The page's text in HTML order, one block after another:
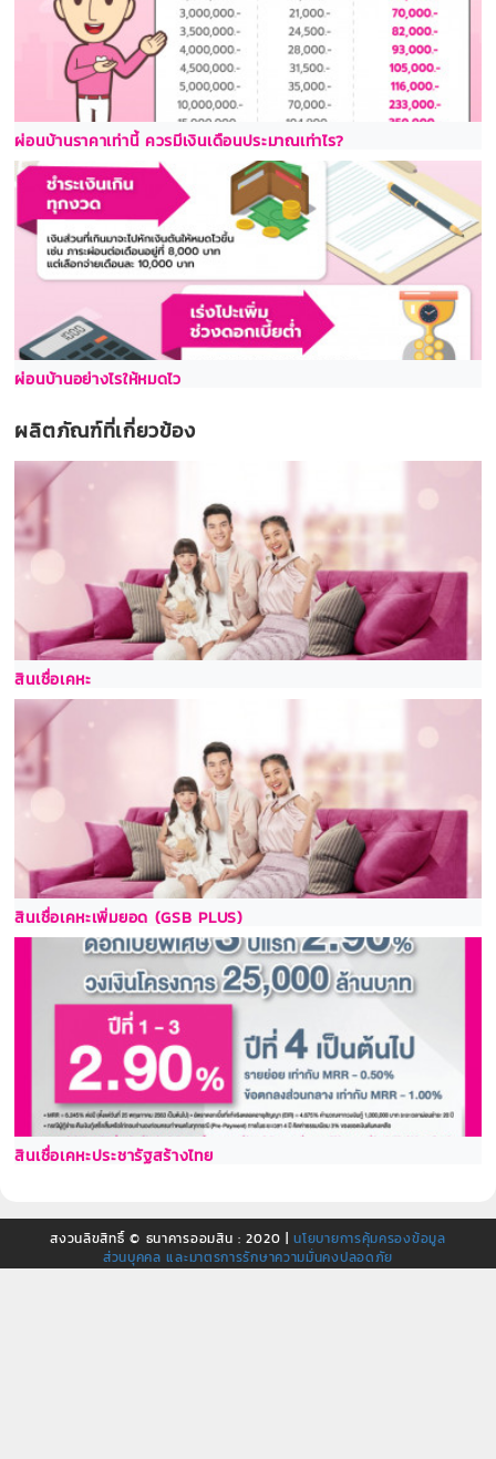
ผ่อนบ้านราคาเท่านี้ ควรมีเงินเดือนประมาณเท่าไร?
ผ่อนบ้านอย่างไรให้หมดไว
ผลิตภัณฑ์ที่เกี่ยวข้อง
สินเชื่อเคหะ
สินเชื่อเคหะเพิ่มยอด (GSB PLUS)
สินเชื่อเคหะประชารัฐสร้างไทย
สงวนลิขสิทธิ์ © ธนาคารออมสิน : 2020 |นโยบายการคุ้มครองข้อมูล
ส่วนบุคคล และมาตรการรักษาความมั่นคงปลอดภัย